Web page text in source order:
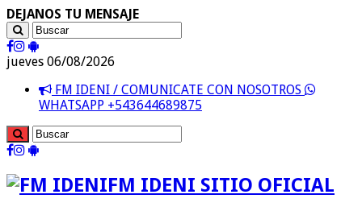
DEJANOS TU MENSAJE
jueves 06/08/2026
FM IDENI / COMUNICATE CON NOSOTROS
WHATSAPP +543644689875
FM IDENI SITIO OFICIAL